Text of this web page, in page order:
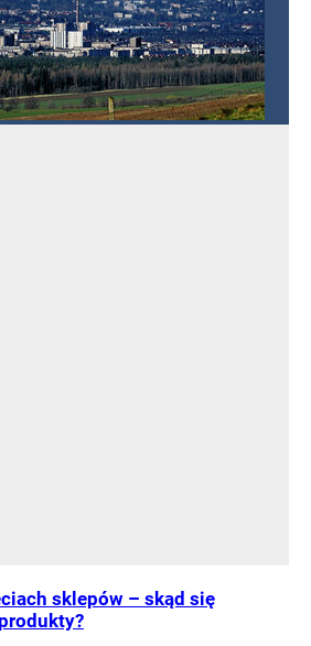
sklepów – skąd się